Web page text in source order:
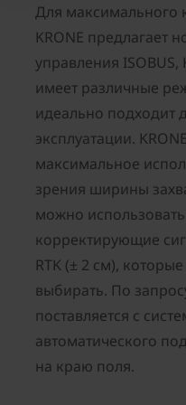
Для максимального
KRONE предлагает
управления ISOBUS,
имеет различные
идеально подходит
эксплуатации.
максимальное
зрения ширины
можно
корректирующие
RTK (± 2 см),
выбирать. По
поставляется с
автоматического
на краю поля.